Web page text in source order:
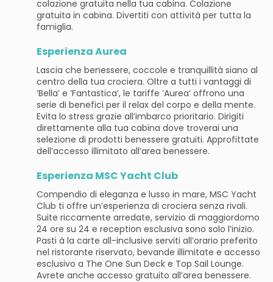
colazione gratuita nella tua cabina. Colazione
gratuita in cabina. Divertiti con attività per tutta la
famiglia.
Esperienza Aurea
Lascia che benessere, coccole e tranquillità siano al
centro della tua crociera. Oltre a tutti i vantaggi di
’Bella’ e ’Fantastica’, le tariffe ’Aurea’ offrono una
serie di benefici per il relax del corpo e della mente.
Evita lo stress grazie all’imbarco prioritario. Dirigiti
direttamente alla tua cabina dove troverai una
selezione di prodotti benessere gratuiti. Approfittate
dell’accesso illimitato all’area benessere.
Esperienza MSC Yacht Club
Compendio di eleganza e lusso in mare, MSC Yacht
Club ti offre un’esperienza di crociera senza rivali.
Suite riccamente arredate, servizio di maggiordomo
24 ore su 24 e reception esclusiva sono solo l’inizio.
Pasti à la carte all-inclusive serviti all’orario preferito
nel ristorante riservato, bevande illimitate e accesso
esclusivo a The One Sun Deck e Top Sail Lounge.
Avrete anche accesso gratuito all’area benessere.